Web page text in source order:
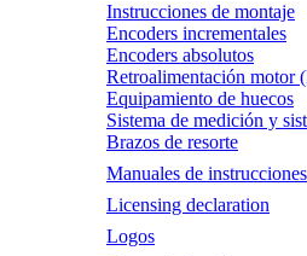
Instrucciones de montaje
Encoders incrementales
Encoders absolutos
Retroalimentación motor
Equipamiento de huecos
Sistema de medición y
Brazos de resorte
Manuales de instrucciones
Licensing declaration
Logos